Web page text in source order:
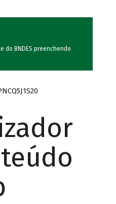
do BNDES preenchendo